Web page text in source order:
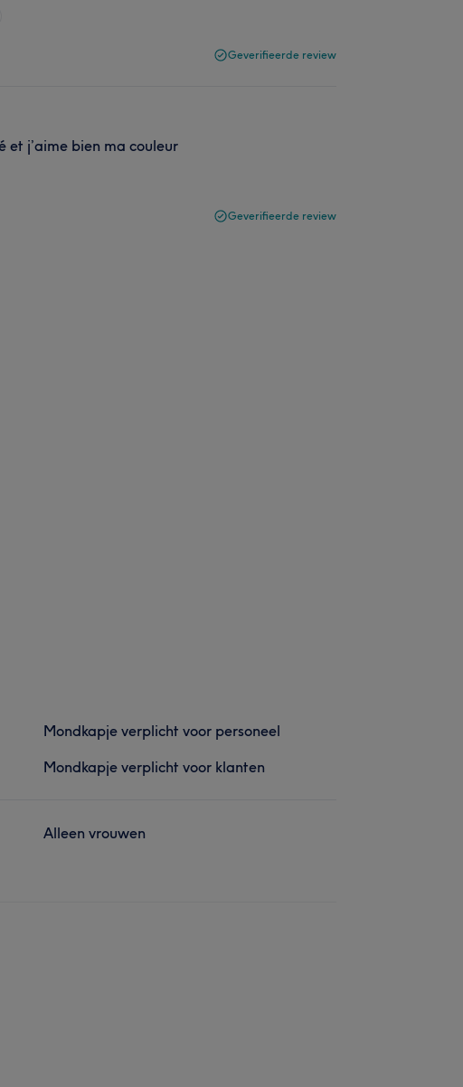
Geverifieerde review
et j’aime bien ma couleur
Geverifieerde review
Mondkapje verplicht voor personeel
Mondkapje verplicht voor klanten
Alleen vrouwen